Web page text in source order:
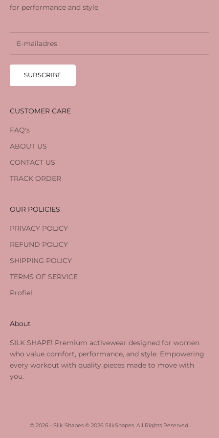
for performance and style
SUBSCRIBE
CUSTOMER CARE
FAQ's
ABOUT US
CONTACT US
TRACK ORDER
OUR POLICIES
PRIVACY POLICY
REFUND POLICY
SHIPPING POLICY
TERMS OF SERVICE
Profiel
About
SILK SHAPE! Premium activewear designed for women
who value comfort, performance, and style. Empowering
every workout with quality pieces made to move with
you.
© 2026 - Silk Shapes © 2026 SilkShapes. All Rights Reserved.